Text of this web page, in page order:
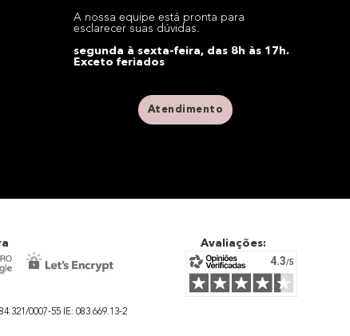
A nossa equipe está pronta para
esclarecer suas dúvidas.
segunda à sexta-feira, das 8h às 17h.
Exceto feriados
Atendimento
Avaliações:
0007-55 IE: 083.669.13-2